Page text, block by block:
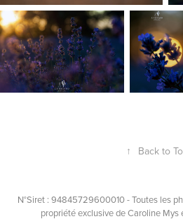
↑ Back to
N°Siret : 94845729600010 - Toutes les
propriété exclusive de Caroline